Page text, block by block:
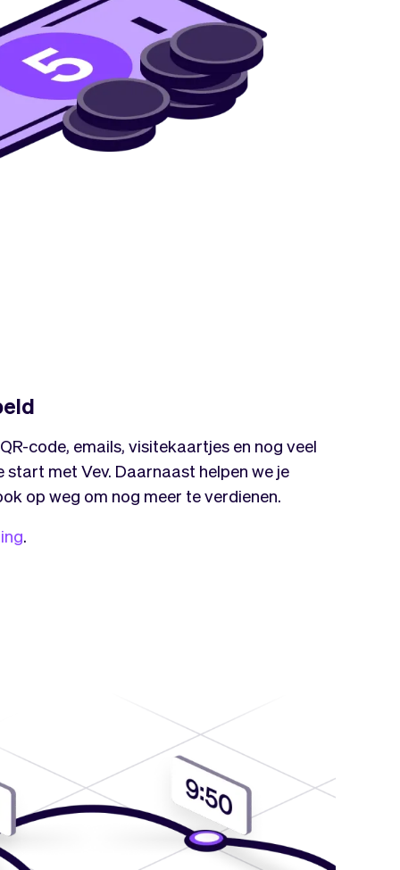
code, emails, visitekaartjes en nog veel
met Vev. Daarnaast helpen we je
op weg om nog meer te verdienen.
.